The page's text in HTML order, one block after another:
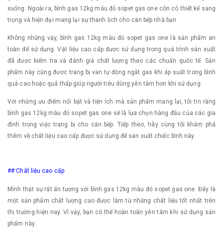
xuống. Ngoài ra, bình gas 12kg màu đỏ sopet gas one còn có thiết kế sang
trọng và hiện đại mang lại sự thanh lịch cho căn bếp nhà bạn.
Không những vậy, bình gas 12kg màu đỏ sopet gas one là sản phẩm an
toàn để sử dụng. Vật liệu cao cấp được sử dụng trong quá trình sản xuất
đã được kiểm tra và đánh giá chất lượng theo các chuẩn quốc tế. Sản
phẩm này cũng được trang bị van tự động ngắt gas khi áp suất trong bình
quá cao hoặc quá thấp giúp người tiêu dùng yên tâm hơn khi sử dụng.
Với những ưu điểm nổi bật và tiện ích mà sản phẩm mang lại, tôi tin rằng
bình gas 12kg màu đỏ sopet gas one sẽ là lựa chọn hàng đầu của các gia
đình trong việc trang bị cho căn bếp. Tiếp theo, hãy cùng tôi khám phá
thêm về chất liệu cao cấp được sử dụng để sản xuất chiếc bình này.
## Chất liệu cao cấp
Mình thật sự rất ấn tượng với bình gas 12kg màu đỏ sopet gas one. Đây là
một sản phẩm chất lượng cao được làm từ những chất liệu tốt nhất trên
thị trường hiện nay. Vì vậy, bạn có thể hoàn toàn yên tâm khi sử dụng sản
phẩm này.